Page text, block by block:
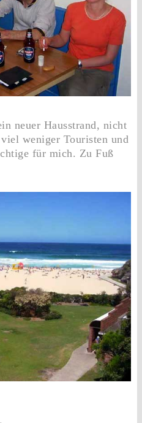
neuer Hausstrand, nicht
weniger Touristen und
für mich. Zu Fuß